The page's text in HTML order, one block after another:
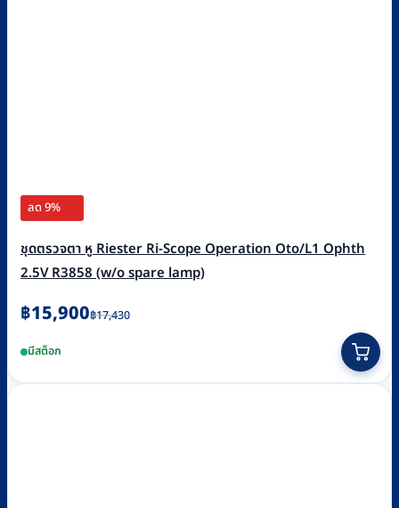
ลด 9%
ชุดตรวจตา หู Riester Ri-Scope Operation Oto/L1 Ophth
2.5V R3858 (w/o spare lamp)
฿17,430
Original
was:
฿17,430.
฿15,900
Current
is:
฿15,900.
มีสต็อก